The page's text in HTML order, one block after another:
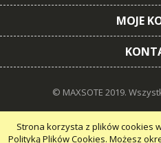
Strona korzysta z plików cookies
Polityką Plików Cookies. Możesz
MOJE
© MAXSOTE 2019.